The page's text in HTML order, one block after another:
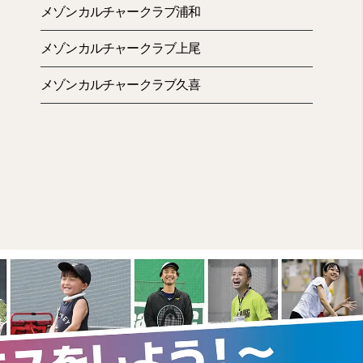
メゾンカルチャークラブ浦和
メゾンカルチャークラブ上尾
メゾンカルチャークラブ久喜